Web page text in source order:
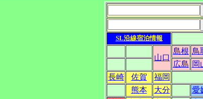
SL沿線宿泊情報
山口
島根 鳥
広島 岡
長崎 佐賀 福岡
熊本
大分 愛